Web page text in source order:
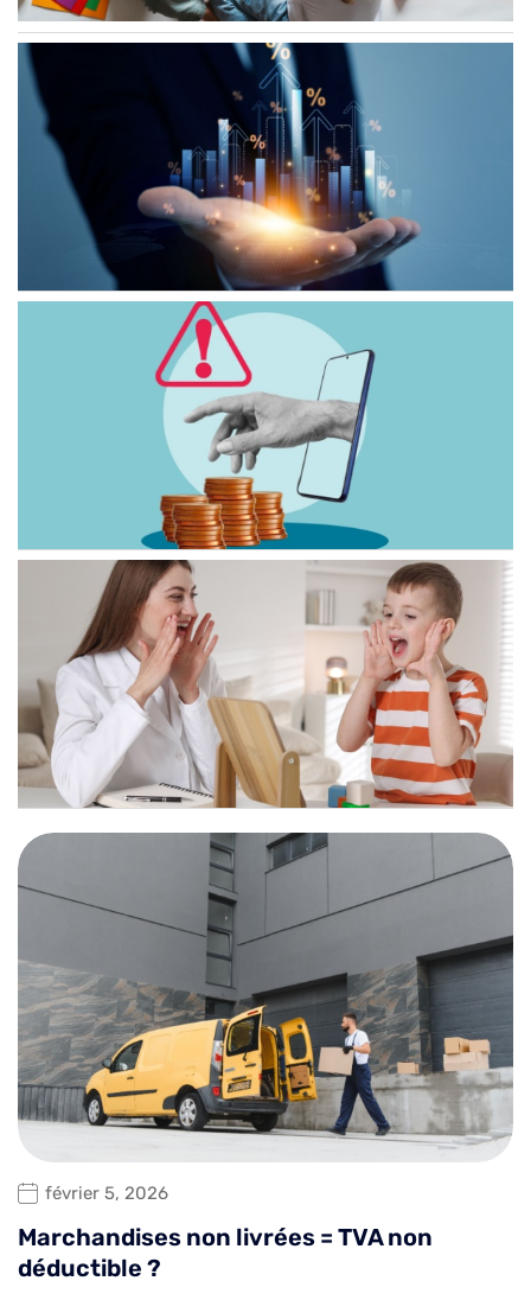
février 5, 2026
Marchandises non livrées = TVA non
déductible ?